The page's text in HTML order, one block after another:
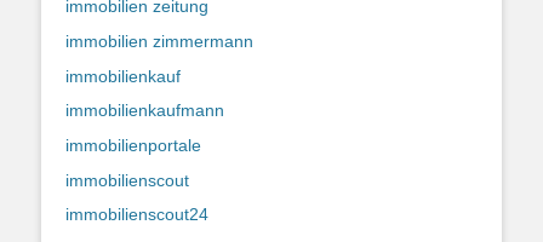
immobilien zeitung
immobilien zimmermann
immobilienkauf
immobilienkaufmann
immobilienportale
immobilienscout
immobilienscout24